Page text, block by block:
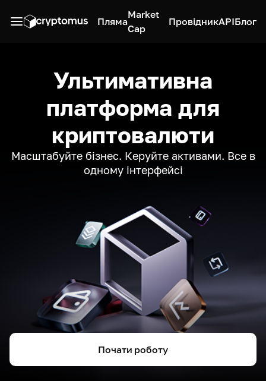
Пляма
Market
Cap
ПровідникAPIБлог
Ультимативна
платформа для
криптовалюти
Масштабуйте бізнес. Керуйте активами. Все в
одному інтерфейсі
Почати роботу